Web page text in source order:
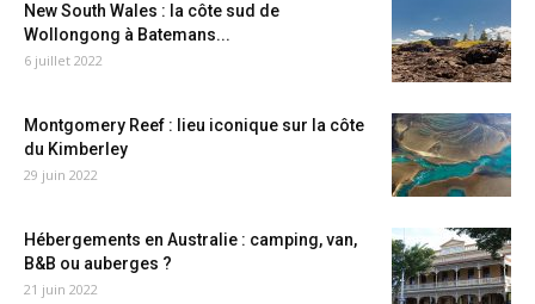
New South Wales : la côte sud de
Wollongong à Batemans...
6 juillet 2022
Montgomery Reef : lieu iconique sur la côte
du Kimberley
29 juin 2022
Hébergements en Australie : camping, van,
B&B ou auberges ?
21 juin 2022